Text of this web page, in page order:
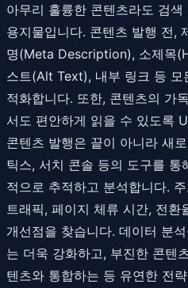
아무리 훌륭한 콘텐츠라도 검
용지물입니다. 콘텐츠 발행 전,
명(Meta Description), 소제목
스트(Alt Text), 내부 링크 등 모
적화합니다. 또한, 콘텐츠의 가
서도 편안하게 읽을 수 있도록
콘텐츠 발행은 끝이 아니라 새
틱스, 서치 콘솔 등의 도구를 통
적으로 추적하고 분석합니다.
트래픽, 페이지 체류 시간, 전환
개선점을 찾습니다. 데이터 분
는 더욱 강화하고, 부진한 콘텐
텐츠와 통합하는 등 유연한 전